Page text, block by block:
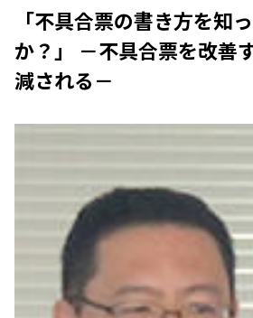
「不具合票の書き方を知
か？」 －不具合票を改善
減される－